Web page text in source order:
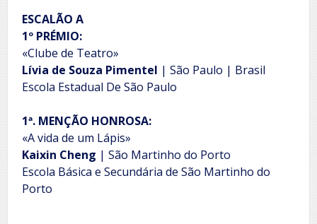
ESCALÃO A
1º PRÉMIO:
«Clube de Teatro»
Lívia de Souza Pimentel | São Paulo | Brasil
Escola Estadual De São Paulo
1ª. MENÇÃO HONROSA:
«A vida de um Lápis»
Kaixin Cheng | São Martinho do Porto
Escola Básica e Secundária de São Martinho do
Porto